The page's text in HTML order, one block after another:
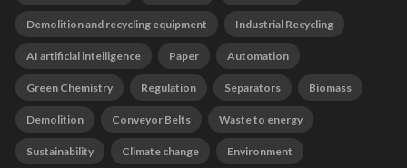
Demolition and recycling equipment Industrial Recycling
AI artificial intelligence Paper Automation
Green Chemistry Regulation Separators Biomass
Demolition Conveyor Belts Waste to energy
Sustainability Climate change Environment